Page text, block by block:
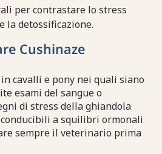
per contrastare lo stress
la detossificazione.
Cushinaze
cavalli e pony nei quali siano
esami del sangue o
di stress della ghiandola
a squilibri ormonali
sempre il veterinario prima